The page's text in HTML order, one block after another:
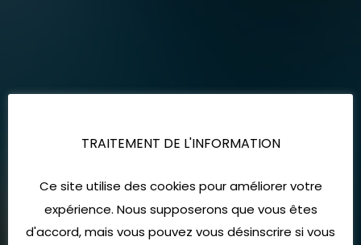
TRAITEMENT DE L'INFORMATION
Ce site utilise des cookies pour améliorer votre
expérience. Nous supposerons que vous êtes
d'accord, mais vous pouvez vous désinscrire si vous